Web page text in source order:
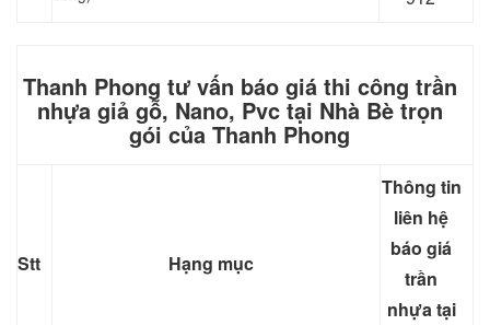
Thanh Phong tư vấn báo giá thi công trần
nhựa giả gỗ, Nano, Pvc tại Nhà Bè trọn
gói của Thanh Phong
Stt Hạng mục
Thông tin
liên hệ
báo giá
trần
nhựa tại